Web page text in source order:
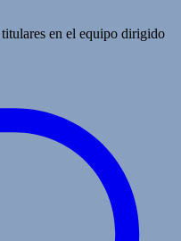
en el equipo dirigido